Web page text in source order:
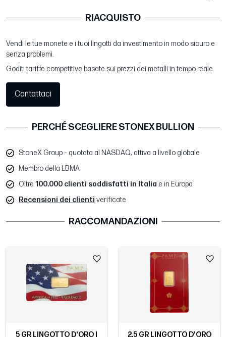
RIACQUISTO
Vendi le tue monete e i tuoi lingotti da investimento in modo sicuro e
senza problemi.
Goditi tariffe competitive basate sui prezzi dei metalli in tempo reale.
Contattaci
PERCHÉ SCEGLIERE STONEX BULLION
StoneX Group – quotata al NASDAQ, attiva a livello globale
Membro della LBMA
Oltre 100.000 clienti soddisfatti in Italia e in Europa
Recensioni dei clienti verificate
RACCOMANDAZIONI
5 GR LINGOTTO D'ORO | 2.5 GR LINGOTTO D'ORO